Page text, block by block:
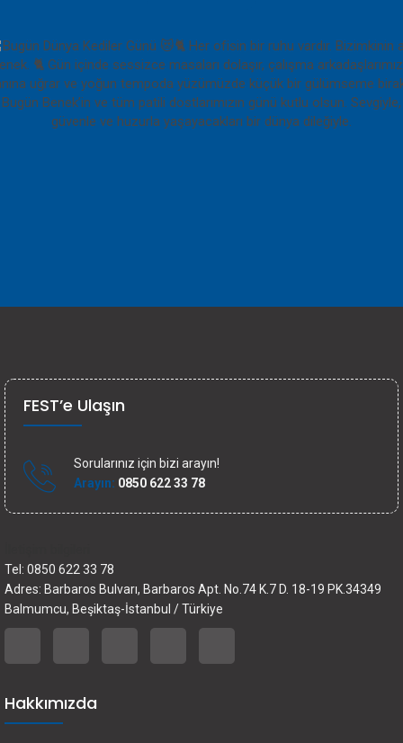
FEST’e Ulaşın
Sorularınız için bizi arayın!
Arayın: 0850 622 33 78
Tel: 0850 622 33 78
Adres: Barbaros Bulvarı, Barbaros Apt. No.74 K.7 D. 18-19 PK.34349
Balmumcu, Beşiktaş-İstanbul / Türkiye
Hakkımızda